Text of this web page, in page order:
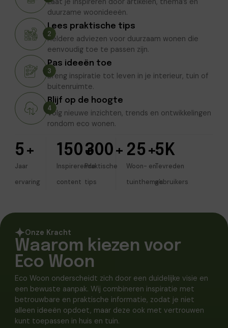
duurzame woonideeën.
Lees praktische tips
Heldere adviezen voor duurzaam wonen die
eenvoudig toe te passen zijn.
2
Pas ideeën toe
Breng inspiratie tot leven in je interieur, tuin of
buitenruimte.
3
Blijf op de hoogte
Volg nieuwe inzichten, trends en ontwikkelingen
rondom eco wonen.
4
Jaar
ervaring
5 +
Inspirerende
content
150+
Praktische
tips
300+
Woon- en
tuinthema’s
25 +
Tevreden
gebruikers
5K
Onze Kracht
Waarom kiezen voor
Eco Woon
Eco Woon onderscheidt zich door een duidelijke visie en
een bewuste aanpak. Wij combineren inspiratie met
betrouwbare en praktische informatie, zodat je niet
alleen ideeën opdoet, maar deze ook met vertrouwen
kunt toepassen in huis en tuin.